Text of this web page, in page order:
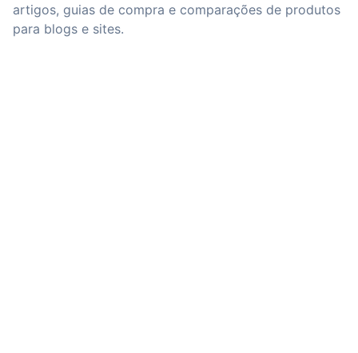
artigos, guias de compra e comparações de produtos
para blogs e sites.